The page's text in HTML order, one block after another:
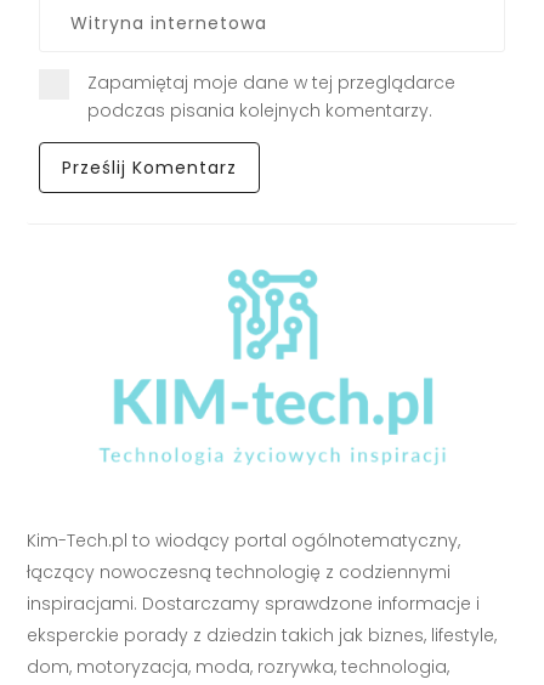
Zapamiętaj moje dane w tej przeglądarce
podczas pisania kolejnych komentarzy.
Kim-Tech.pl to wiodący portal ogólnotematyczny,
łączący nowoczesną technologię z codziennymi
inspiracjami. Dostarczamy sprawdzone informacje i
eksperckie porady z dziedzin takich jak biznes, lifestyle,
dom, motoryzacja, moda, rozrywka, technologia,